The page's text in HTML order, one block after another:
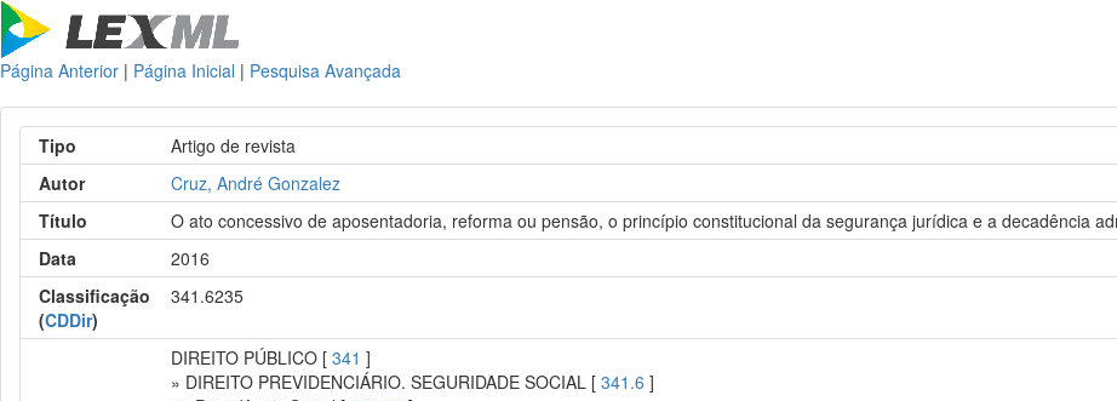
Página Anterior | Página Inicial | Pesquisa Avançada
Tipo
Artigo de revista
Autor
Cruz, André Gonzalez
Título
O ato concessivo de aposentadoria, reforma ou pensão, o princípio constitucional da segurança jurídica e a decadência
Data
2016
Classificação
(CDDir)
341.6235
DIREITO PÚBLICO [341 ]
» DIREITO PREVIDENCIÁRIO. SEGURIDADE SOCIAL [341.6 ]